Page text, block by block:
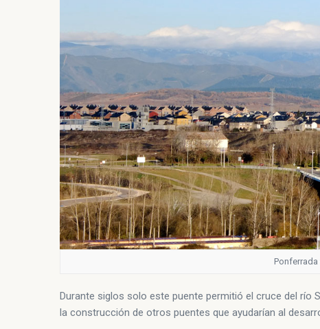
Ponferrada
Durante siglos solo este puente permitió el cruce del río
la construcción de otros puentes que ayudarían al